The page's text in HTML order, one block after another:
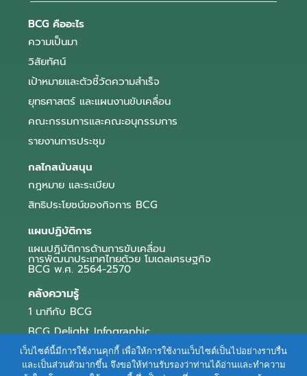
BCG คืออะไร
ความเป็นมา
วิสัยทัศน์
เป้าหมายและตัวชี้วัดความสำเร็จ
ยุทธศาสตร์ และแผนงานขับเคลื่อน
คณะกรรมการและคณะอนุกรรมการ
รายงานการประชุม
กลไกสนับสนุน
กฎหมาย และระเบียบ
สิทธิประโยชน์ของกิจการ BCG
แผนปฏิบัติการ
แผนปฏิบัติการด้านการขับเคลื่อน
การพัฒนาประเทศไทยด้วย โมเดลเศรษฐกิจ
BCG พ.ศ. 2564-2570
คลังความรู้
1 นาทีกับ BCG
BCG Delight Infographic
สื่อประชาสัมพันธ์
e-Book Series
เว็บไซต์นี้มีการใช้งานคุกกี้ เพื่อให้การใช้งานเว็บไซต์เป็นไปอย่างราบรื่น
และเป็นส่วนตัวมากขึ้น จึงขอให้ท่านรับรองว่าท่านได้อ่านและทำความ